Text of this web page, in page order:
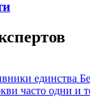
единства
часто одни и